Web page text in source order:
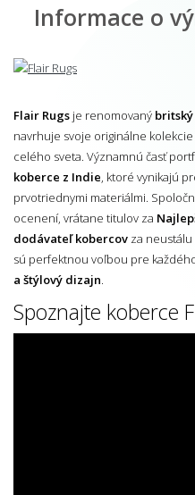
Informace o
Flair Rugs je renomovaný
navrhuje svoje originálne
celého sveta. Významnú časť
koberce z Indie, ktoré vynikajú
prvotriednymi materiálmi.
ocenení, vrátane titulov za
dodávateľ kobercov za neustálu
sú perfektnou voľbou pre
a štýlový dizajn.
Spoznajte koberce